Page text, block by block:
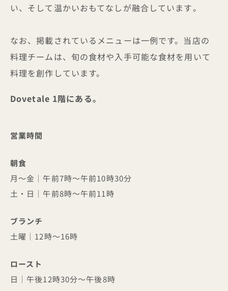
い、そして温かいおもてなしが融合しています。
なお、掲載されているメニューは一例です。当店の
料理チームは、旬の食材や入手可能な食材を用いて
料理を創作しています。
Dovetale 1階にある。
営業時間
朝食
月～金｜午前7時～午前10時30分
土・日｜午前8時～午前11時
ブランチ
土曜｜12時～16時
ロースト
日｜午後12時30分～午後8時